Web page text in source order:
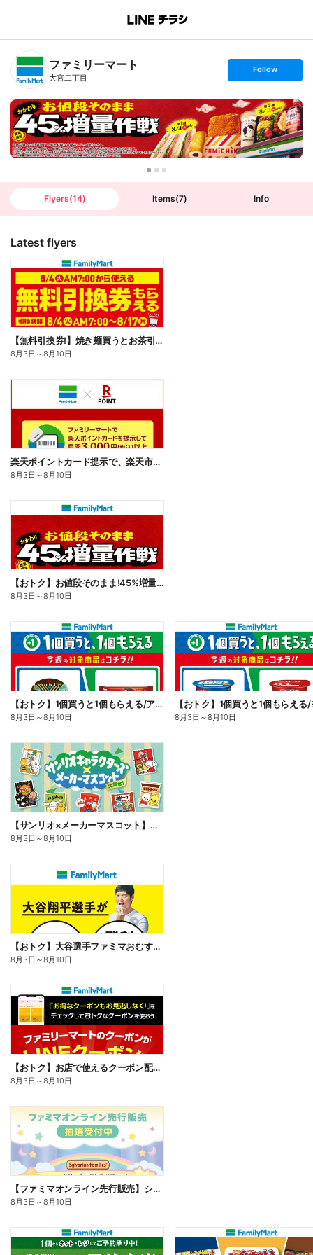
B
n
T
ファミリーマート
大宮二丁目
s
t
o
l
l
o
w
Follow
Flyers(14) Items(7) Info
Latest flyers
【無料引換券!】焼き麺買うとお茶引換券貰える!
8月3日 ～8月10日
楽天ポイントカード提示で、楽天市場でのお買い物がおトクに!
8月3日 ～8月10日
【おトク】お値段そのまま!45%増量作戦!
8月3日 ～8月10日
【おトク】1個買うと1個もらえる/アイス
8月3日 ～8月10日 8月3日 ～8月10日
【サンリオ×メーカーマスコット】オリジナルグッズ貰える!
8月3日 ～8月10日
【おトク】大谷選手ファミマおむすび割
8月3日 ～8月10日
【おトク】お店で使えるクーポン配信中
8月3日 ～8月10日
【ファミマオンライン先行販売】シルバニアファミリー
8月3日 ～8月10日